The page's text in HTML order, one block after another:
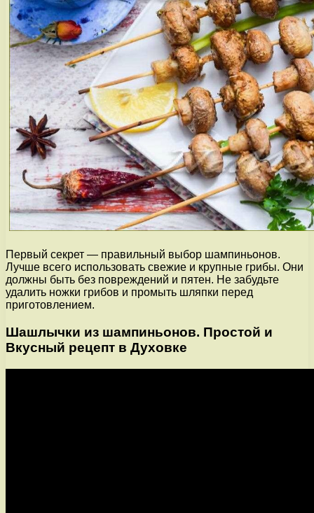
Первый секрет — правильный выбор шампиньонов.
Лучше всего использовать свежие и крупные грибы. Они
должны быть без повреждений и пятен. Не забудьте
удалить ножки грибов и промыть шляпки перед
приготовлением.
Шашлычки из шампиньонов. Простой и
Вкусный рецепт в Духовке